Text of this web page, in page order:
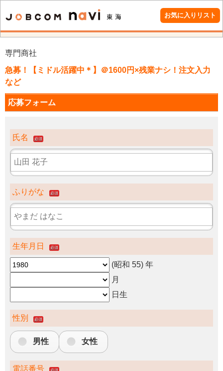
お気に入りリスト
専門商社
急募！【ミドル活躍中＊】＠1600円×残業ナシ！注文入力
など
応募フォーム
氏名 必須
ふりがな 必須
生年月日 必須
(昭和 55) 年
月
日生
性別 必須
男性 女性
電話番号